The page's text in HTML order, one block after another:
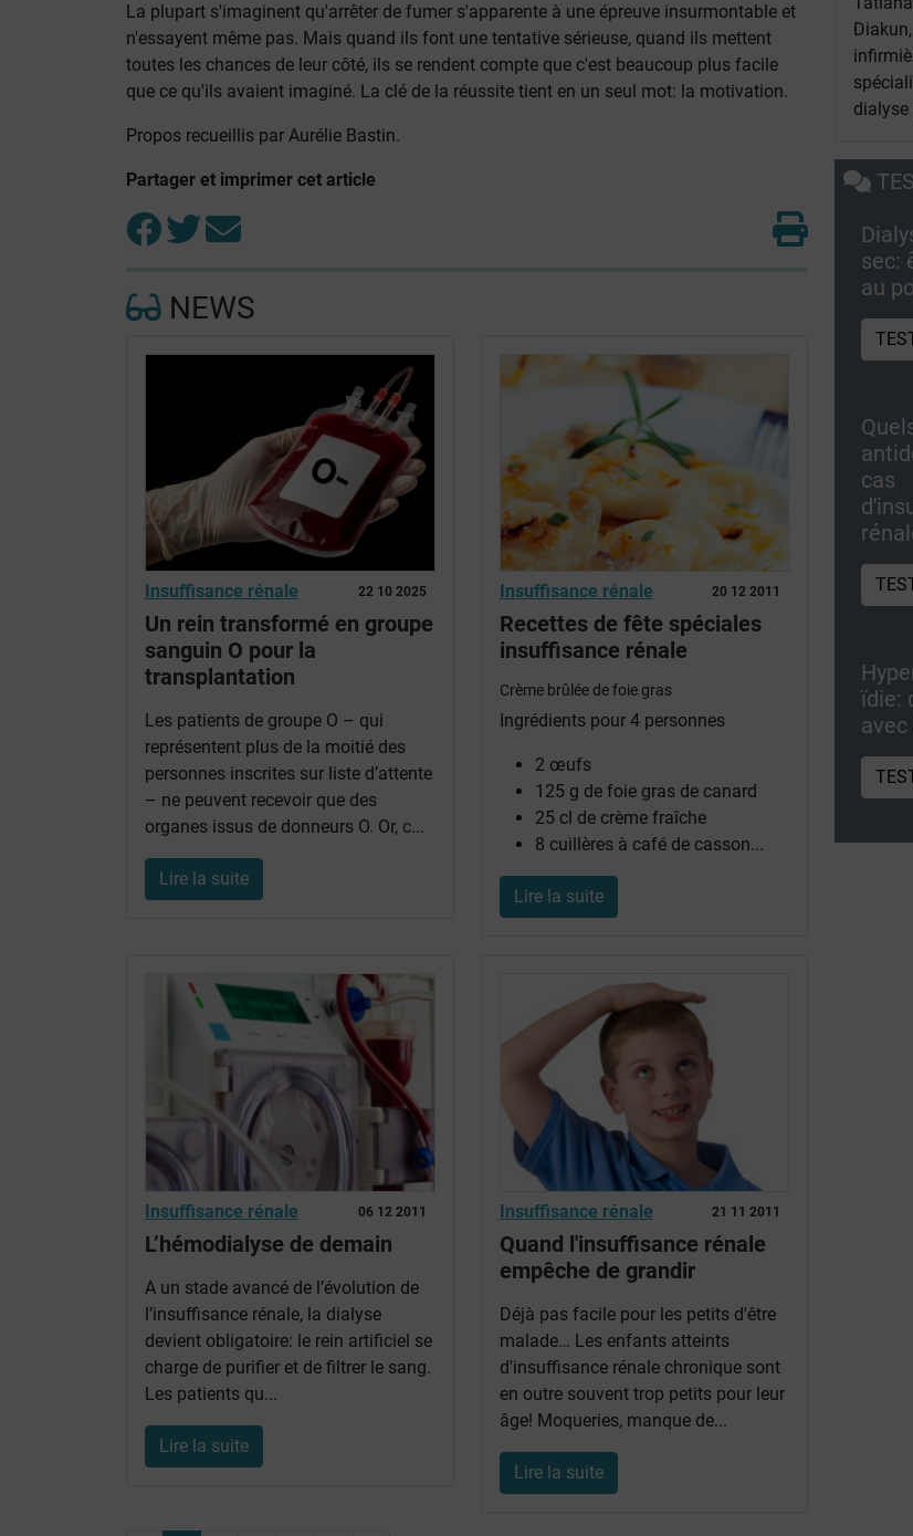
La plupart s'imaginent qu'arrêter de fumer s'apparente à une épreuve insurmontable et
n'essayent même pas. Mais quand ils font une tentative sérieuse, quand ils mettent
toutes les chances de leur côté, ils se rendent compte que c'est beaucoup plus facile
que ce qu'ils avaient imaginé. La clé de la réussite tient en un seul mot: la motivation.
Propos recueillis par Aurélie Bastin.
Partager et imprimer cet article
NEWS
22 10 2025
Insuffisance rénale
Un rein transformé en groupe
sanguin O pour la
transplantation
Les patients de groupe O – qui
représentent plus de la moitié des
personnes inscrites sur liste d’attente
– ne peuvent recevoir que des
organes issus de donneurs O. Or, c...
Lire la suite
20 12 2011
Insuffisance rénale
Recettes de fête spéciales
insuffisance rénale
Crème brûlée de foie gras
Ingrédients pour 4 personnes
2 œufs
125 g de foie gras de canard
25 cl de crème fraîche
8 cuillères à café de casson...
Lire la suite
06 12 2011
Insuffisance rénale
L’hémodialyse de demain
A un stade avancé de l’évolution de
l’insuffisance rénale, la dialyse
devient obligatoire: le rein artificiel se
charge de purifier et de filtrer le sang.
Les patients qu...
Lire la suite
21 11 2011
Insuffisance rénale
Quand l'insuffisance rénale
empêche de grandir
Déjà pas facile pour les petits d'être
malade… Les enfants atteints
d'insuffisance rénale chronique sont
en outre souvent trop petits pour leur
âge! Moqueries, manque de...
Lire la suite
Diakun,
dialyse
sec:
au
cas
ïdie:
avec